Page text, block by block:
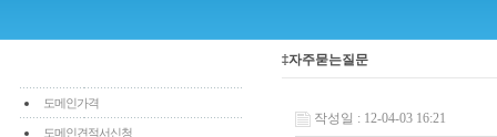
도메인가격
도메인견적서신청
‡자주묻는질문
작성일 : 12-04-03 16:21